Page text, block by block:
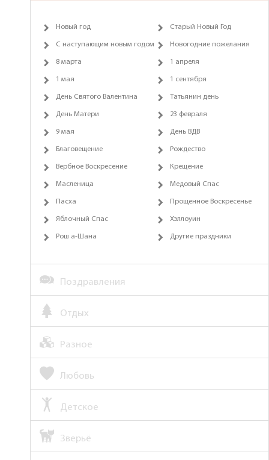
Новый год Старый Новый Год
С наступающим новым годом Новогодние пожелания
8 марта 1 апреля
1 мая 1 сентября
День Святого Валентина Татьянин день
День Матери 23 февраля
9 мая День ВДВ
Благовещение Рождество
Вербное Воскресение Крещение
Масленица Медовый Спас
Пасха Прощенное Воскресенье
Яблочный Спас Хэллоуин
Рош а-Шана Другие праздники
Поздравления
Отдых
Разное
Любовь
Детское
Зверьё